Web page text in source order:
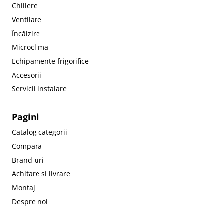
Chillere
Ventilare
Încălzire
Microclima
Echipamente frigorifice
Accesorii
Servicii instalare
Pagini
Catalog categorii
Compara
Brand-uri
Achitare si livrare
Montaj
Despre noi